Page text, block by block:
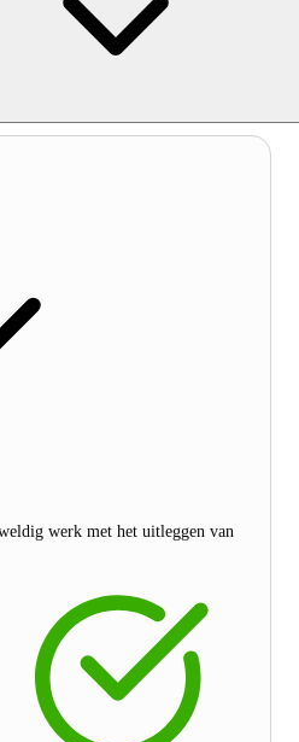
werk met het uitleggen van